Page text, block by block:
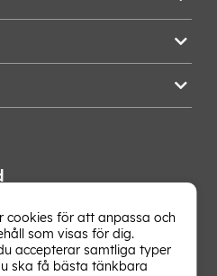
erbjudandena och
i din mejlkorg. Signa upp på
cookies för att anpassa och
som visas för dig.
accepterar samtliga typer
ska få bästa tänkbara